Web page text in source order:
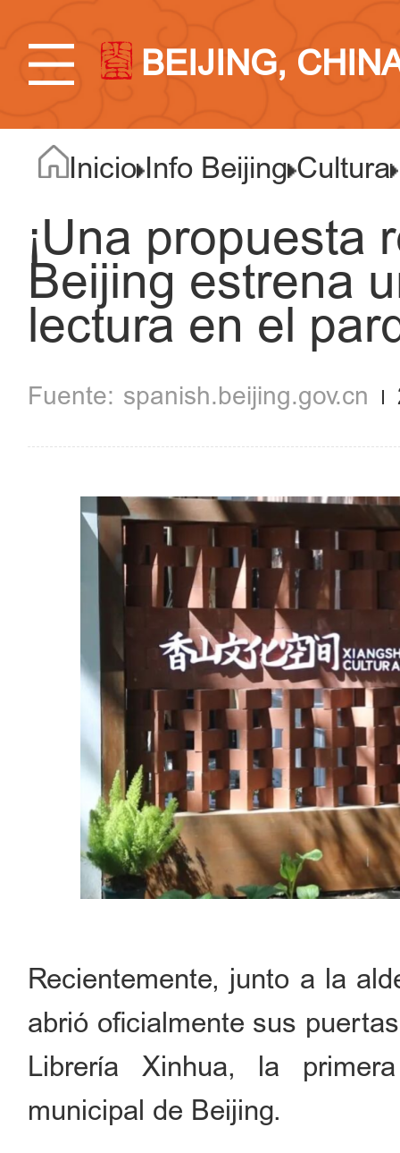
BEIJING,
Inicio Info Beijing Cultura
¡Una propuesta
Beijing estrena
lectura en el
spanish.beijing.gov.cn
Recientemente, junto a la
abrió oficialmente sus
Librería Xinhua, la
municipal de Beijing.